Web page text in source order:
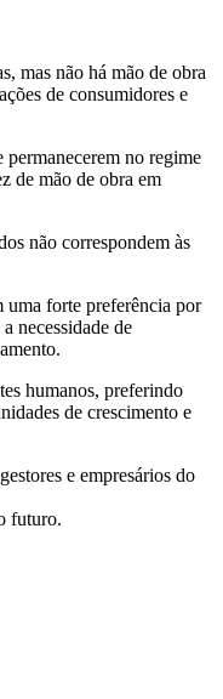
mas não há mão de obra
de consumidores e
no regime
de mão de obra em
não correspondem às
uma forte preferência por
necessidade de
humanos, preferindo
de crescimento e
e empresários do
futuro.